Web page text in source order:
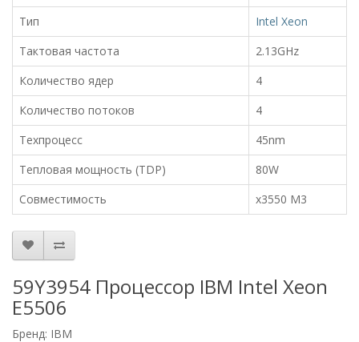
Тип
Intel Xeon
Тактовая частота
2.13GHz
Количество ядер
4
Количество потоков
4
Техпроцесс
45nm
Тепловая мощность (TDP)
80W
Совместимость
x3550 M3
59Y3954 Процессор IBM Intel Xeon
E5506
Бренд: IBM